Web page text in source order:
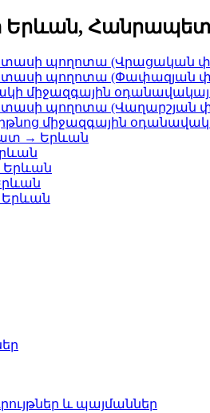
Երևան,
պողոտա (Վրացական
պողոտա (Փափազյան
միջազգային
պողոտա (Վաղարշյան
միջազգային
→ Երևան
Երևան
և պայմաններ